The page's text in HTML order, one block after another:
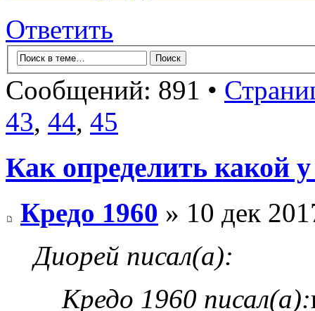
Ответить
Сообщений: 891 •
43, 44, 45
Как определить какой
Кредо 1960 » 10 дек
Диорей писал(а):
Кредо 1960 писал(а):